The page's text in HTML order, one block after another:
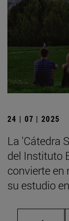
24 | 07 | 2025
La 'Cátedra
del Instituto
convierte en
su estudio